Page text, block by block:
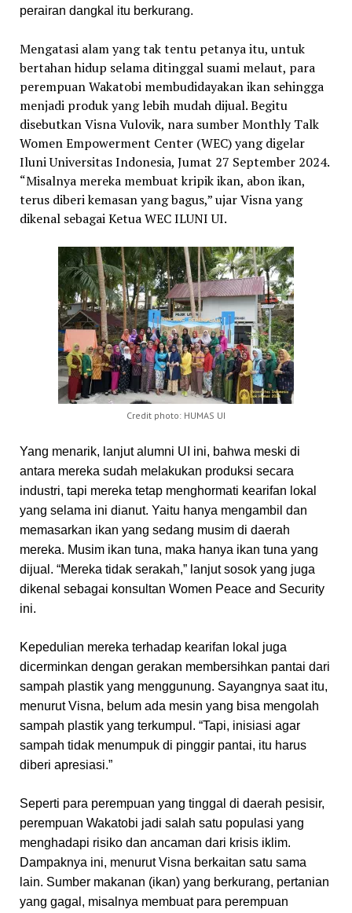
perairan dangkal itu berkurang.
Mengatasi alam yang tak tentu petanya itu, untuk
bertahan hidup selama ditinggal suami melaut, para
perempuan Wakatobi membudidayakan ikan sehingga
menjadi produk yang lebih mudah dijual. Begitu
disebutkan Visna Vulovik, nara sumber Monthly Talk
Women Empowerment Center (WEC) yang digelar
Iluni Universitas Indonesia, Jumat 27 September 2024.
“Misalnya mereka membuat kripik ikan, abon ikan,
terus diberi kemasan yang bagus,” ujar Visna yang
dikenal sebagai Ketua WEC ILUNI UI.
Credit photo: HUMAS UI
Yang menarik, lanjut alumni UI ini, bahwa meski di
antara mereka sudah melakukan produksi secara
industri, tapi mereka tetap menghormati kearifan lokal
yang selama ini dianut. Yaitu hanya mengambil dan
memasarkan ikan yang sedang musim di daerah
mereka. Musim ikan tuna, maka hanya ikan tuna yang
dijual. “Mereka tidak serakah,” lanjut sosok yang juga
dikenal sebagai konsultan Women Peace and Security
ini.
Kepedulian mereka terhadap kearifan lokal juga
dicerminkan dengan gerakan membersihkan pantai dari
sampah plastik yang menggunung. Sayangnya saat itu,
menurut Visna, belum ada mesin yang bisa mengolah
sampah plastik yang terkumpul. “Tapi, inisiasi agar
sampah tidak menumpuk di pinggir pantai, itu harus
diberi apresiasi.”
Seperti para perempuan yang tinggal di daerah pesisir,
perempuan Wakatobi jadi salah satu populasi yang
menghadapi risiko dan ancaman dari krisis iklim.
Dampaknya ini, menurut Visna berkaitan satu sama
lain. Sumber makanan (ikan) yang berkurang, pertanian
yang gagal, misalnya membuat para perempuan